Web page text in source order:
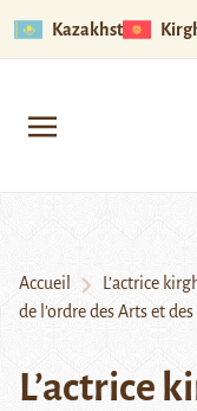
Kazakhstan
Accueil
L’actrice
de l’ordre des Arts et
L’actrice